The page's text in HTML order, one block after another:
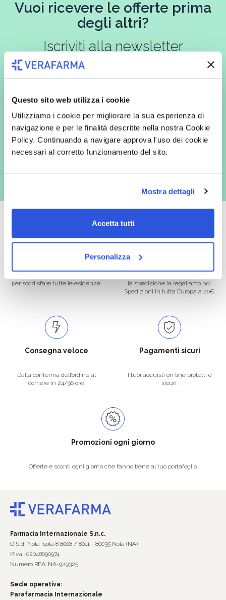
Questo sito web utilizza i cookie
Utilizziamo i cookie per migliorare la sua esperienza di
navigazione e per le finalità descritte nella nostra Cookie
Policy. Continuando a navigare approva l'uso dei cookie
necessari al corretto funzionamento del sito.
Mostra dettagli
Accetta tutti
Personalizza
Vuoi ricevere le offerte prima
degli altri?
Iscriviti alla newsletter
In qualità di interessato, avendo letto l’informativa
redatta ai sensi del Regolamento EU 2016/679, acconsento
espressamente al trattamento dei miei dati personali per finalità
marketing (con modalità telematiche - quali ad es. newsletter ed e-mail
con inviti e comunicazioni commerciali - e modalità tradizionali, quali ad
per soddisfare tutte le esigenze.
la spedizione la regaliamo noi.
Spedizioni in tutta Europa a 20€.
Consegna veloce
Dalla conferma dell’ordine al
corriere in 24/96 ore.
Pagamenti sicuri
I tuoi acquisti on line protetti e
sicuri.
Promozioni ogni giorno
Offerte e sconti ogni giorno che fanno bene al tuo portafoglio.
Farmacia Internazionale S.n.c.
CIS di Nola Isola 8 8008 / 8011 - 80035 Nola (NA)
P.Iva : 02048690974
Numero REA: NA-929325
Sede operativa:
Parafarmacia Internazionale